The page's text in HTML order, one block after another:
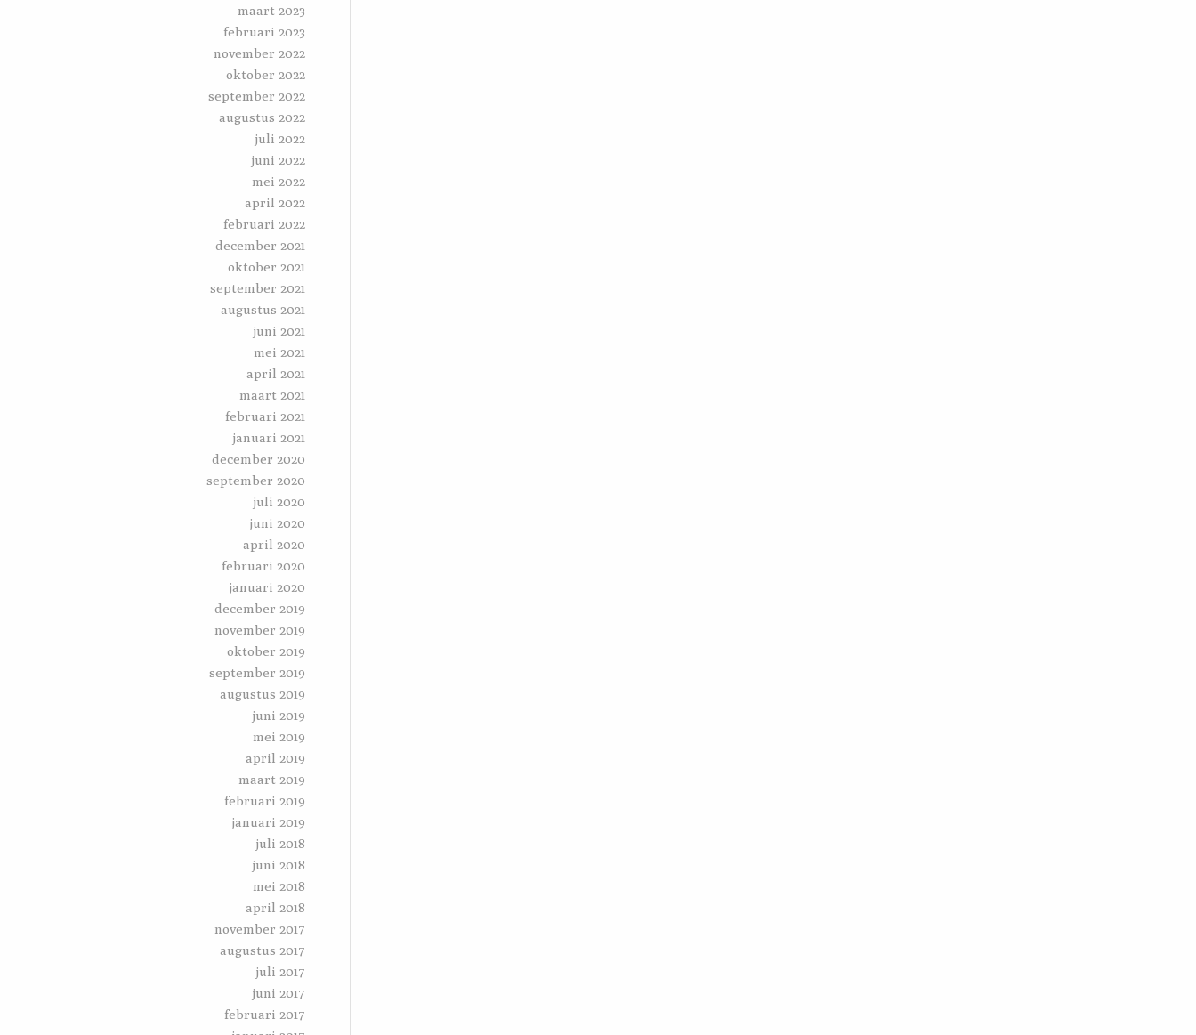
maart 2023
februari 2023
november 2022
oktober 2022
september 2022
augustus 2022
juli 2022
juni 2022
mei 2022
april 2022
februari 2022
december 2021
oktober 2021
september 2021
augustus 2021
juni 2021
mei 2021
april 2021
maart 2021
februari 2021
januari 2021
december 2020
september 2020
juli 2020
juni 2020
april 2020
februari 2020
januari 2020
december 2019
november 2019
oktober 2019
september 2019
augustus 2019
juni 2019
mei 2019
april 2019
maart 2019
februari 2019
januari 2019
juli 2018
juni 2018
mei 2018
april 2018
november 2017
augustus 2017
juli 2017
juni 2017
februari 2017